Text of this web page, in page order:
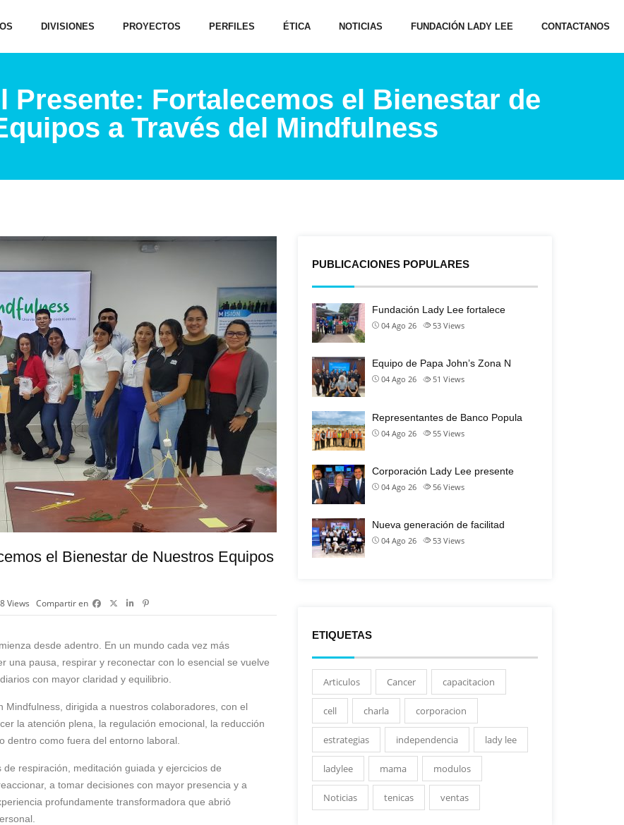
DIVISIONES PROYECTOS PERFILES ÉTICA NOTICIAS FUNDACIÓN LADY LEE CONTACTANOS
Presente: Fortalecemos el Bienestar de
a Través del Mindfulness
el Bienestar de Nuestros Equipos
Views Compartir en
desde adentro. En un mundo cada vez más
una pausa, respirar y reconectar con lo esencial se vuelve
con mayor claridad y equilibrio.
dirigida a nuestros colaboradores, con el
la atención plena, la regulación emocional, la reducción
como fuera del entorno laboral.
respiración, meditación guiada y ejercicios de
a tomar decisiones con mayor presencia y a
profundamente transformadora que abrió
PUBLICACIONES POPULARES
Fundación Lady Lee fortalece
04 Ago 26 53 Views
Equipo de Papa John’s Zona N
04 Ago 26 51 Views
Representantes de Banco Popula
04 Ago 26 55 Views
Corporación Lady Lee presente
04 Ago 26 56 Views
Nueva generación de facilitad
04 Ago 26 53 Views
ETIQUETAS
Articulos Cancer capacitacion
cell charla corporacion
estrategias independencia lady lee
ladylee mama modulos
Noticias tenicas ventas